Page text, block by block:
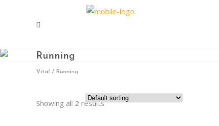
Running
Vital / Running
Showing all 2 results